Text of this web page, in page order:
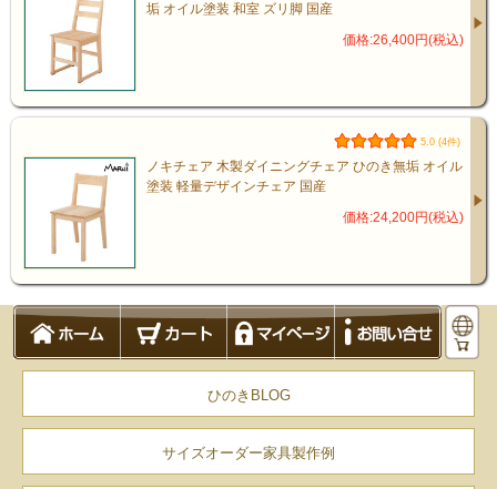
垢 オイル塗装 和室 ズリ脚 国産
価格:26,400円(税込)
5.0 (4件)
ノキチェア 木製ダイニングチェア ひのき無垢 オイル
塗装 軽量デザインチェア 国産
価格:24,200円(税込)
ひのきBLOG
サイズオーダー家具製作例